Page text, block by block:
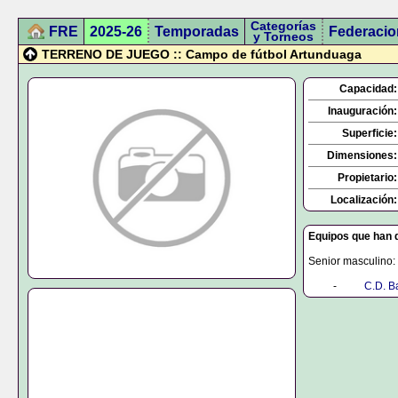
FRE 2025-26 Temporadas Categorías
y Torneos
TERRENO DE JUEGO :: Campo de fútbol Artunduaga
Capacidad:
Inauguración:
Superficie:
Dimensiones:
Propietario:
Localización:
Equipos que
Senior masculino:
- C.D.